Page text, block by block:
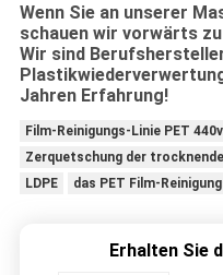
Wenn Sie an unserer
schauen wir vorwärts
Wir sind
Jahren Erfahrung!
Film-Reinigungs-Linie PET
Zerquetschung der
LDPE
das PET Film-
Erhalten Sie